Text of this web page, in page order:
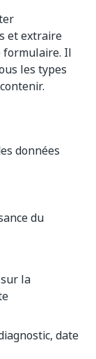
et extraire
formulaire. Il
les types
données
du
la
date